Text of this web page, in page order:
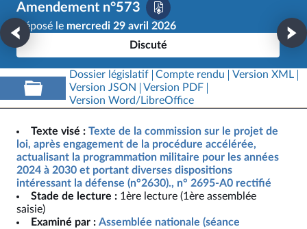
Amendement n°573
Déposé le mercredi 29 avril 2026
Discuté
Dossier législatif Compte rendu
Version XML
Version JSON
Version PDF
Version Word/LibreOffice
Texte visé : Texte de la commission sur le projet de
loi, après engagement de la procédure accélérée,
actualisant la programmation militaire pour les années
2024 à 2030 et portant diverses dispositions
intéressant la défense (n°2630)., n° 2695-A0 rectifié
Stade de lecture : 1ère lecture (1ère assemblée
saisie)
Examiné par : Assemblée nationale (séance